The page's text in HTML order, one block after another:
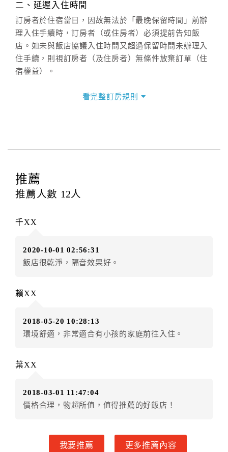
(07)9682715 。
二、延遲入住時間
訂房者於住宿當日，因故無法於「最晚保留時間」前辦
理入住手續時，訂房者（或住房者）必須提前告知飯
店。如未與飯店協議入住時間又超過保留時間未辦理入
住手續，則視訂房者（及住房者）無條件放棄訂單（住
宿權益）。
四、訂單異動
提出申辦不得異動訂單。
每筆訂單異動限定
辦理取消退款。
房者應補足差額。（限原訂飯店）
房者不得要求退其差額。（限原訂飯店）
額3個月
．訂房者使用「保留住宿金額」時，請注意！為避免飯
店客滿，敬請及早計畫，如逾時未提出申辦，視同無條
．每筆訂單異動限定乙次，限原訂飯店，異動完成後不
訂房者應補足差額。 限原訂飯店
六、取消訂單
看完整訂房規則
推薦
推薦人數 12人
千XX
2020-10-01 02:56:31
飯店很乾淨，隔音效果好。
賴XX
2018-05-20 10:28:13
環境舒適，非常適合有小孩的家庭前往入住。
葉XX
2018-03-01 11:47:04
價格合理，物超所值，值得推薦的好飯店！
我要推薦 更多推薦內容